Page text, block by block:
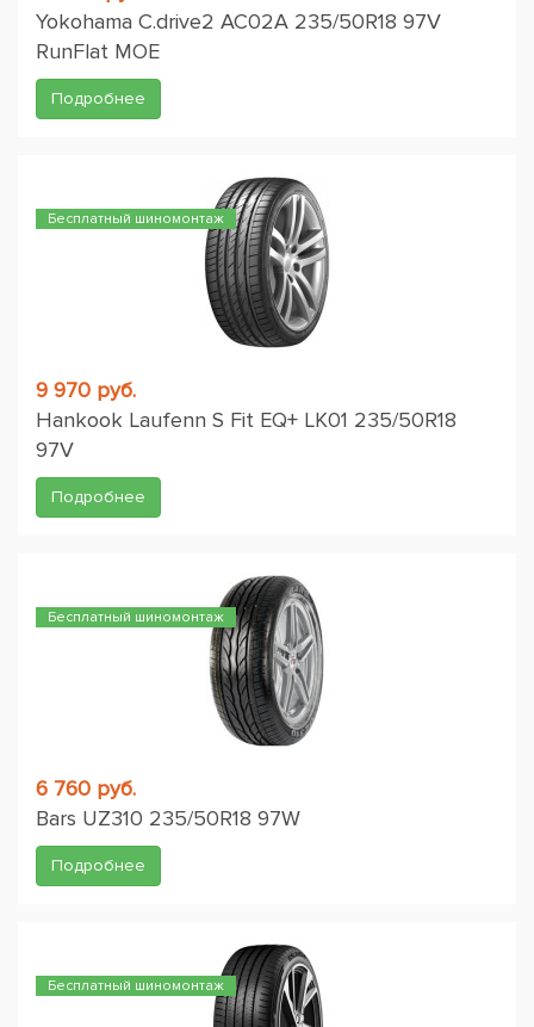
Yokohama C.drive2 AC02A 235/50R18 97V
RunFlat MOE
Подробнее
Бесплатный шиномонтаж
9 970 руб.
Hankook Laufenn S Fit EQ+ LK01 235/50R18
97V
Подробнее
Бесплатный шиномонтаж
6 760 руб.
Bars UZ310 235/50R18 97W
Подробнее
Бесплатный шиномонтаж